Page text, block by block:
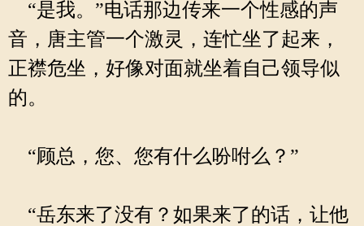
“是我。”电话那边传来一个性感的声
音，唐主管一个激灵，连忙坐了起来，
正襟危坐，好像对面就坐着自己领导似
的。
“顾总，您、您有什么吩咐么？”
“岳东来了没有？如果来了的话，让他